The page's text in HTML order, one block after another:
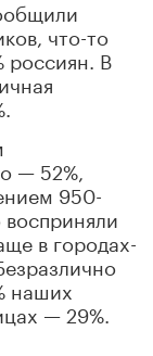
что-то
россиян. В
— 52%,
950-
в городах-
наших
— 29%.